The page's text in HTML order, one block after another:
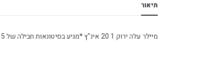
תיאור
מיילר עלה ירוק 1 20 אינ"ץ *מגיע בסיטונאות חבילה של 5 יח' *